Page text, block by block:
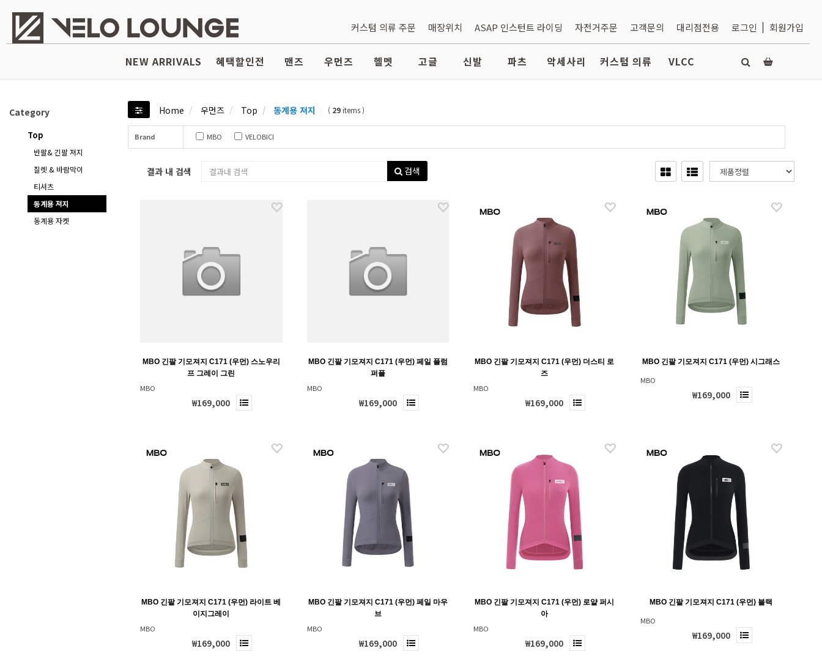
커스텀 의류 주문 매장위치 ASAP 인스턴트 라이딩 자전거주문 고객문의 대리점전용 로그인 회원가입
NEW ARRIVALS 혜택할인전 맨즈 우먼즈 헬멧 고글 신발 파츠 악세사리 커스텀 의류 VLCC
Category
Top
반팔& 긴팔 져지
질렛 & 바람막이
티셔츠
동계용 져지
동계용 자켓
Home 우먼즈 Top 동계용 져지 ( 29items )
Brand MBO VELOBICI
결과 내 검색 검색
MBO 긴팔 기모져지 C171 (우먼) 스노우리
프 그레이 그린
MBO
₩169,000
MBO 긴팔 기모져지 C171 (우먼) 페일 플럼
퍼플
MBO
₩169,000
MBO 긴팔 기모져지 C171 (우먼) 더스티 로
즈
MBO
₩169,000
MBO 긴팔 기모져지 C171 (우먼) 시그래스
MBO
₩169,000
MBO 긴팔 기모져지 C171 (우먼) 라이트 베
이지그레이
MBO
₩169,000
MBO 긴팔 기모져지 C171 (우먼) 페일 마우
브
MBO
₩169,000
MBO 긴팔 기모져지 C171 (우먼) 로얄 퍼시
아
MBO
₩169,000
MBO 긴팔 기모져지 C171 (우먼) 블랙
MBO
₩169,000